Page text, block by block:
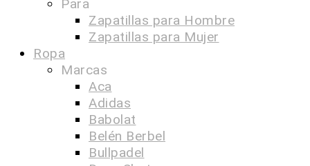
Para
Zapatillas para Hombre
Zapatillas para Mujer
Ropa
Marcas
Aca
Adidas
Babolat
Belén Berbel
Bullpadel